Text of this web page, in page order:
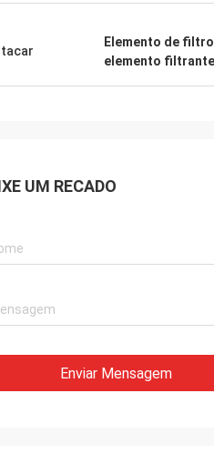
Elemento de
elemento
UM RECADO
Enviar Mensagem